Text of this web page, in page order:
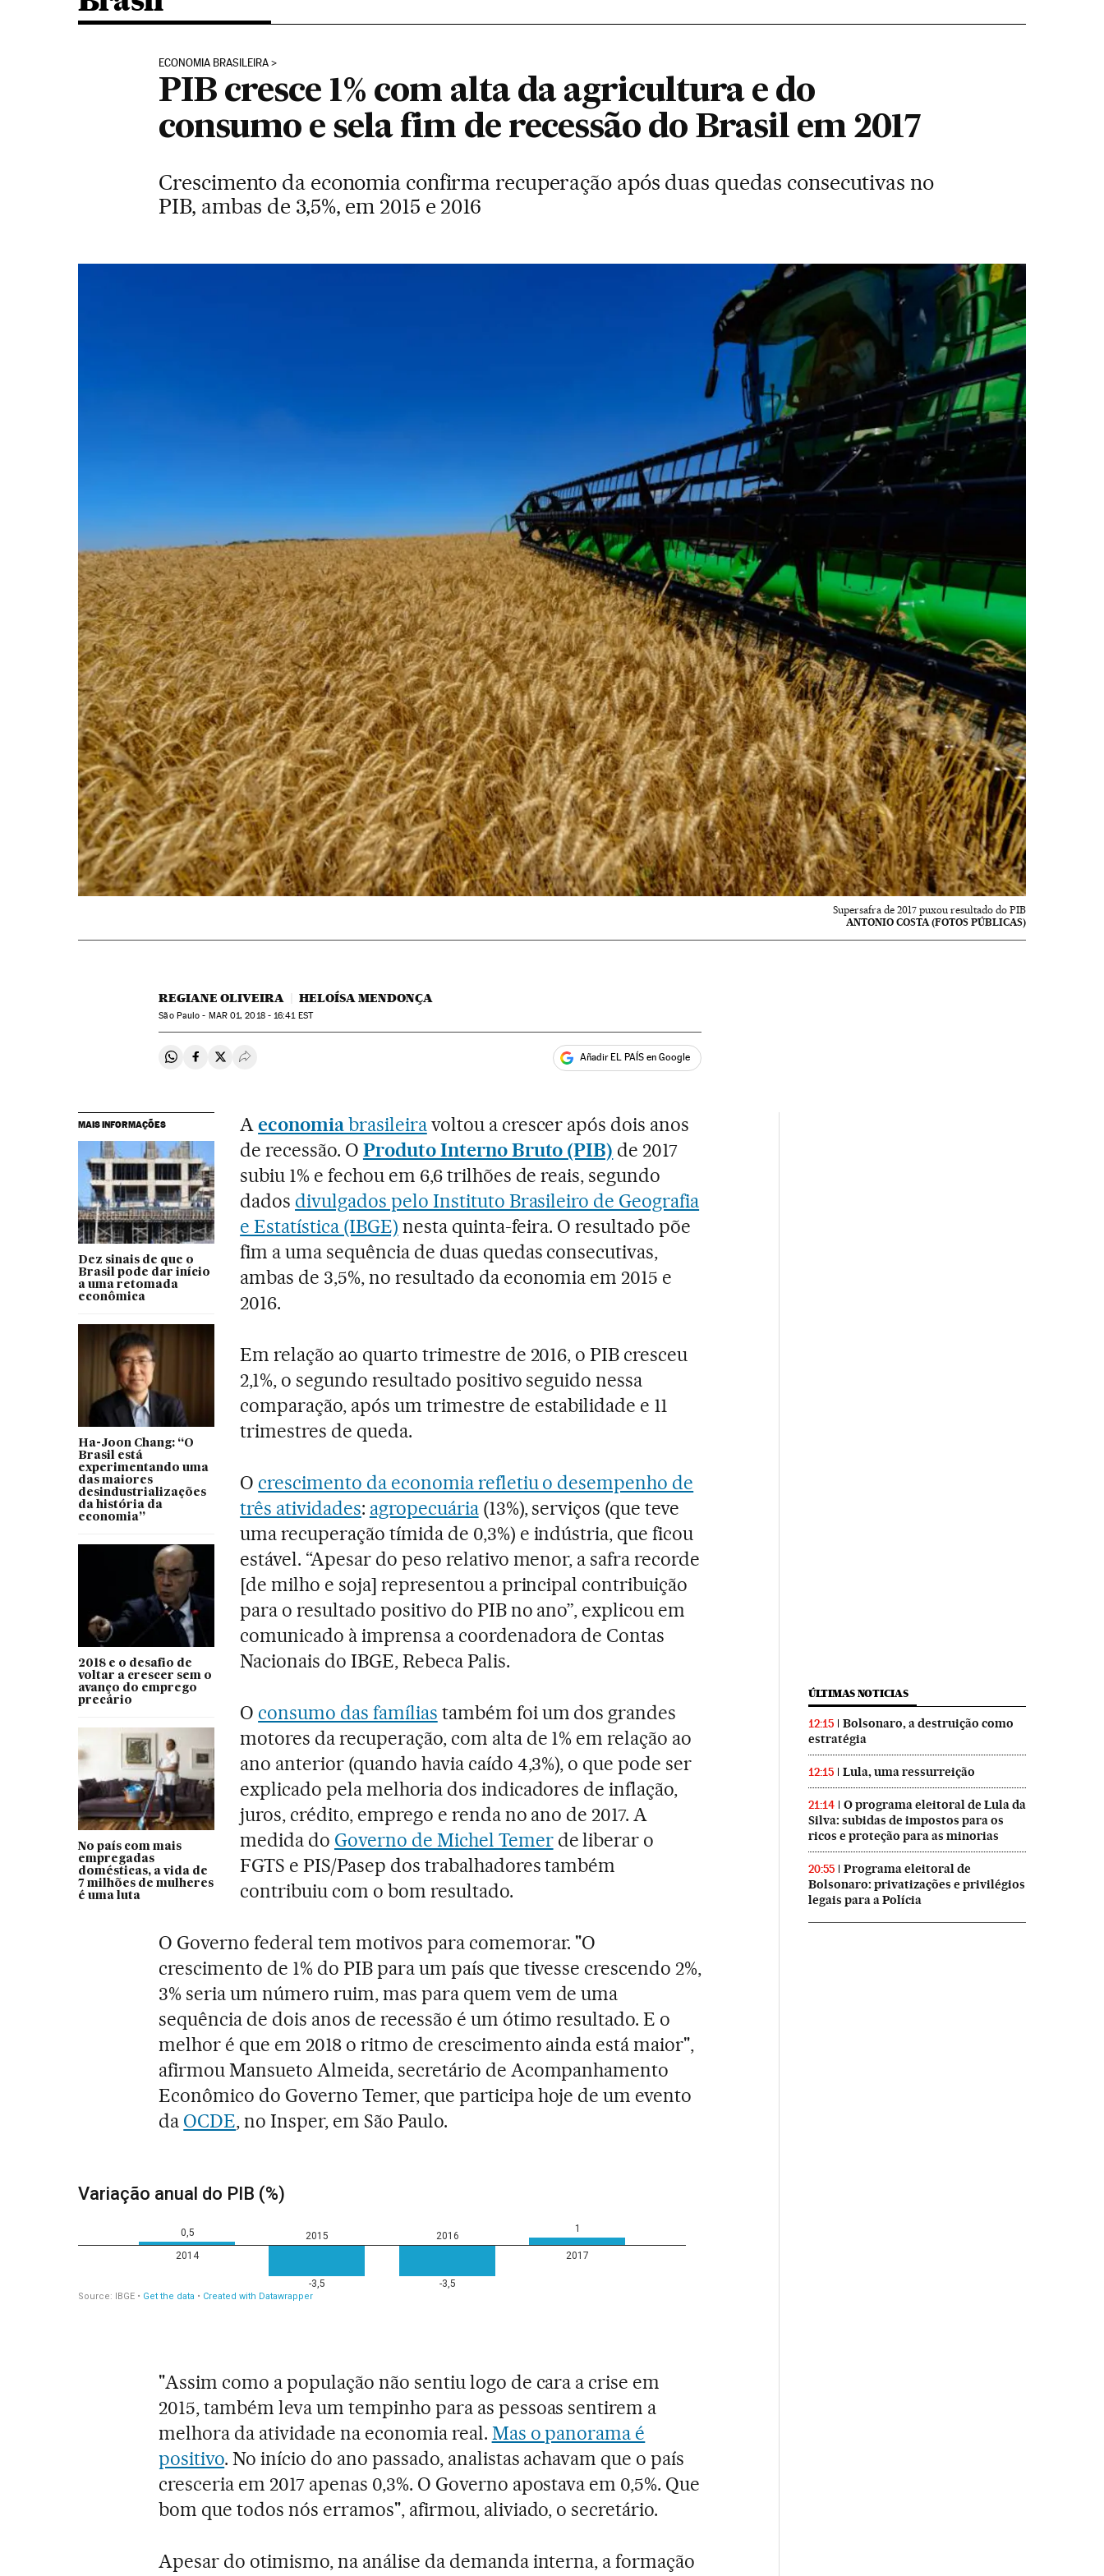
ECONOMIA BRASILEIRA
PIB cresce 1% com alta da agricultura e do
consumo e sela fim de recessão do Brasil em 2017
Crescimento da economia confirma recuperação após duas quedas consecutivas no
PIB, ambas de 3,5%, em 2015 e 2016
Supersafra de 2017 puxou resultado do PIB
ANTONIO COSTA (FOTOS PÚBLICAS)
REGIANE OLIVEIRA HELOÍSA MENDONÇA
São Paulo - MAR01, 2018 - 16:41EST
Compartir en Whatsapp
Compartir en Facebook
Compartir en Twitter
Desplegar Redes Sociales Añadir EL PAÍS en Google
MAIS INFORMAÇÕES
Dez sinais de que o
Brasil pode dar início
a uma retomada
econômica
Ha-Joon Chang: “O
Brasil está
experimentando uma
das maiores
desindustrializações
da história da
economia”
2018 e o desafio de
voltar a crescer sem o
avanço do emprego
precário
No país com mais
empregadas
domésticas, a vida de
7 milhões de mulheres
é uma luta
Aeconomiabrasileiravoltou a crescer após dois anos
de recessão. O Produto Interno Bruto (PIB) de 2017
subiu 1% e fechou em 6,6 trilhões de reais, segundo
dados divulgados pelo Instituto Brasileiro de Geografia
e Estatística (IBGE) nesta quinta-feira. O resultado põe
fim a uma sequência de duas quedas consecutivas,
ambas de 3,5%, no resultado da economia em 2015 e
2016.
Em relação ao quarto trimestre de 2016, o PIB cresceu
2,1%, o segundo resultado positivo seguido nessa
comparação, após um trimestre de estabilidade e 11
trimestres de queda.
O crescimento da economia refletiu o desempenho de
três atividades: agropecuária(13%), serviços (que teve
uma recuperação tímida de 0,3%) e indústria, que ficou
estável. “Apesar do peso relativo menor, a safra recorde
[de milho e soja] representou a principal contribuição
para o resultado positivo do PIB no ano”, explicou em
comunicado à imprensa a coordenadora de Contas
Nacionais do IBGE, Rebeca Palis.
O consumo das famílias também foi um dos grandes
motores da recuperação, com alta de 1% em relação ao
ano anterior (quando havia caído 4,3%), o que pode ser
explicado pela melhoria dos indicadores de inflação,
juros, crédito, emprego e renda no ano de 2017. A
medida do Governo de Michel Temerde liberar o
FGTS e PIS/Pasep dos trabalhadores também
contribuiu com o bom resultado.
O Governo federal tem motivos para comemorar. "O
crescimento de 1% do PIB para um país que tivesse crescendo 2%,
3% seria um número ruim, mas para quem vem de uma
sequência de dois anos de recessão é um ótimo resultado. E o
melhor é que em 2018 o ritmo de crescimento ainda está maior",
afirmou Mansueto Almeida, secretário de Acompanhamento
Econômico do Governo Temer, que participa hoje de um evento
da OCDE, no Insper, em São Paulo.
"Assim como a população não sentiu logo de cara a crise em
2015, também leva um tempinho para as pessoas sentirem a
melhora da atividade na economia real. Mas o panorama é
positivo. No início do ano passado, analistas achavam que o país
cresceria em 2017 apenas 0,3%. O Governo apostava em 0,5%. Que
bom que todos nós erramos", afirmou, aliviado, o secretário.
Apesar do otimismo, na análise da demanda interna, a formação
ÚLTIMAS NOTICIAS
12:15
Bolsonaro, a destruição como
estratégia
12:15 Lula, uma ressurreição
21:14
O programa eleitoral de Lula da
Silva: subidas de impostos para os
ricos e proteção para as minorias
20:55
Programa eleitoral de
Bolsonaro: privatizações e privilégios
legais para a Polícia